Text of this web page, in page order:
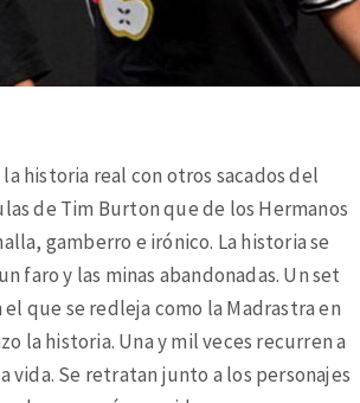
historia real con otros sacados del
de Tim Burton que de los Hermanos
gamberro e irónico. La historia se
faro y las minas abandonadas. Un set
que se redleja como la Madrastra en
la historia. Una y mil veces recurren a
vida. Se retratan junto a los personajes